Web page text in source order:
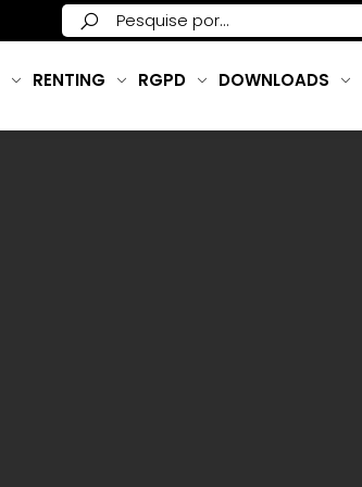
RENTING RGPD DOWNLOADS